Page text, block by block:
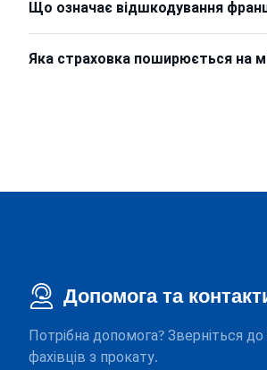
Що означає відшкодування
Яка страховка поширюється на
Допомога та
Потрібна допомога? Зверніться
фахівців з прокату.